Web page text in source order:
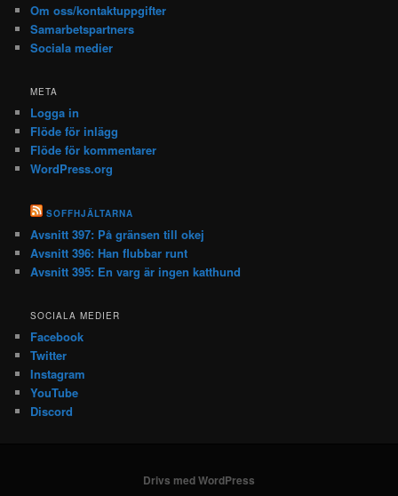
Om oss/kontaktuppgifter
Samarbetspartners
Sociala medier
META
Logga in
Flöde för inlägg
Flöde för kommentarer
WordPress.org
SOFFHJÄLTARNA
Avsnitt 397: På gränsen till okej
Avsnitt 396: Han flubbar runt
Avsnitt 395: En varg är ingen katthund
SOCIALA MEDIER
Facebook
Twitter
Instagram
YouTube
Discord
Drivs med WordPress